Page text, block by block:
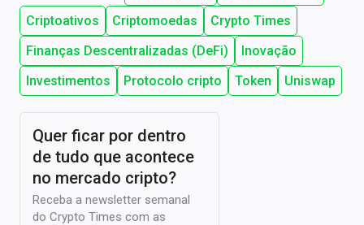
Criptoativos
Criptomoedas
Crypto Times
Finanças Descentralizadas (DeFi)
Inovação
Investimentos
Protocolo cripto Token Uniswap
Quer ficar por dentro
de tudo que acontece
no mercado cripto?
Receba a newsletter semanal
do Crypto Times com as